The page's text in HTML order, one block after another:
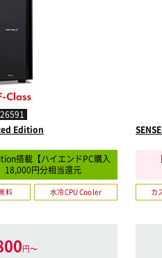
Edition
搭載【ハイエンドPC購入
18,000円分相当還元
料
水冷CPU Cooler
円〜
カ